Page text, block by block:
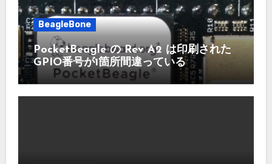
BeagleBone
PocketBeagle の Rev A2 は印刷された
GPIO番号が1箇所間違っている